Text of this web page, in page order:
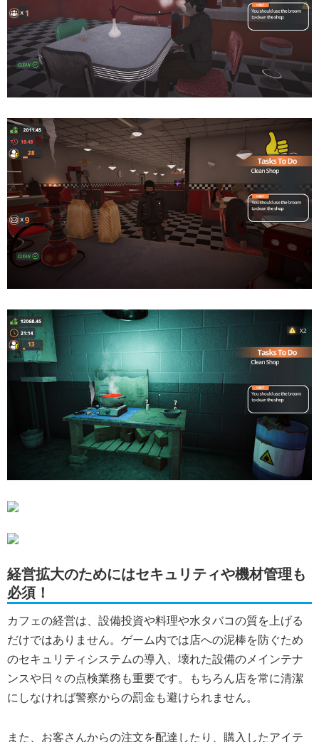
経営拡大のためにはセキュリティや機材管理も
必須！
カフェの経営は、設備投資や料理や水タバコの質を上げる
だけではありません。ゲーム内では店への泥棒を防ぐため
のセキュリティシステムの導入、壊れた設備のメインテナ
ンスや日々の点検業務も重要です。もちろん店を常に清潔
にしなければ警察からの罰金も避けられません。
また、お客さんからの注文を配達したり、購入したアイテ